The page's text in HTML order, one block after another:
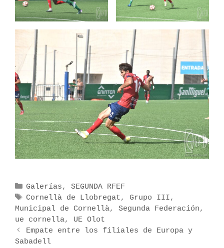
C
a
t
e
g
o
Galerías, SEGUNDA RFEF
E
t
i
q
u
Cornellà de Llobregat, Grupo III,
Municipal de Cornellà, Segunda Federación,
ue cornella, UE Olot
N
a
Empate entre los filiales de Europa y
Sabadell